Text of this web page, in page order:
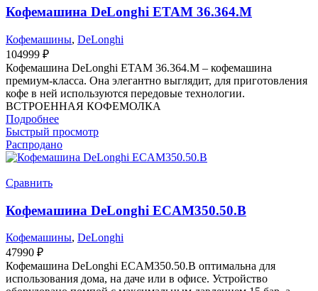
Кофемашина DeLonghi ETAM 36.364.M
Кофемашины, DeLonghi
104999 ₽
Кофемашина DeLonghi ETAM 36.364.M – кофемашина
премиум-класса. Она элегантно выглядит, для приготовления
кофе в ней используются передовые технологии.
ВСТРОЕННАЯ КОФЕМОЛКА
Подробнее
Быстрый просмотр
Распродано
Сравнить
Кофемашина DeLonghi ECAM350.50.B
Кофемашины, DeLonghi
47990 ₽
Кофемашина DeLonghi ECAM350.50.B оптимальна для
использования дома, на даче или в офисе. Устройство